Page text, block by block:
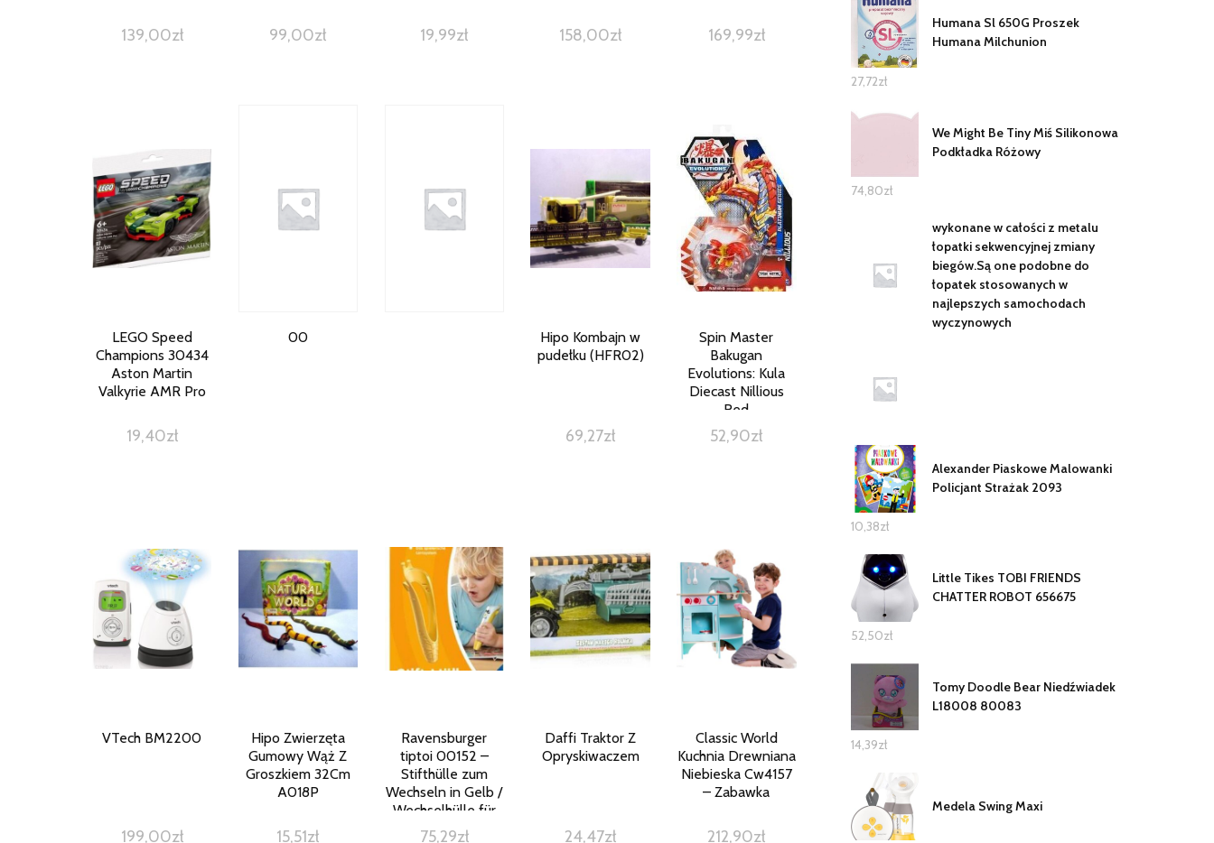
139,00zł 99,00zł 19,99zł 158,00zł 169,99zł
LEGO Speed
Champions 30434
Aston Martin
Valkyrie AMR Pro
19,40zł
00
Hipo Kombajn w
pudełku (HFR02)
69,27zł
Spin Master
Bakugan
Evolutions: Kula
Diecast Nillious
Red
52,90zł
VTech BM2200
199,00zł
Hipo Zwierzęta
Gumowy Wąż Z
Groszkiem 32Cm
A018P
15,51zł
Ravensburger
tiptoi 00152 –
Stifthülle zum
Wechseln in Gelb /
Wechselhülle für
den tiptoi-Stift /
75,29zł
Daffi Traktor Z
Opryskiwaczem
24,47zł
Classic World
Kuchnia Drewniana
Niebieska Cw4157
– Zabawka
212,90zł
Humana Sl 650G Proszek
Humana Milchunion
27,72zł
We Might Be Tiny Miś Silikonowa
Podkładka Różowy
74,80zł
wykonane w całości z metalu
łopatki sekwencyjnej zmiany
biegów.Są one podobne do
łopatek stosowanych w
najlepszych samochodach
wyczynowych
Alexander Piaskowe Malowanki
Policjant Strażak 2093
10,38zł
Little Tikes TOBI FRIENDS
CHATTER ROBOT 656675
52,50zł
Tomy Doodle Bear Niedźwiadek
L18008 80083
14,39zł
Medela Swing Maxi